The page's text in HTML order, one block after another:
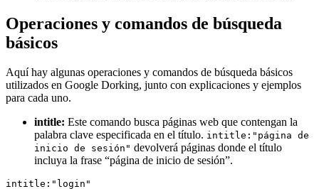
Operaciones y comandos de búsqueda
básicos
Aquí hay algunas operaciones y comandos de búsqueda básicos
utilizados en Google Dorking, junto con explicaciones y ejemplos
para cada uno.
intitle: Este comando busca páginas web que contengan la
palabra clave especificada en el título. intitle:"página de
inicio de sesión" devolverá páginas donde el título
incluya la frase “página de inicio de sesión”.
intitle:"login"